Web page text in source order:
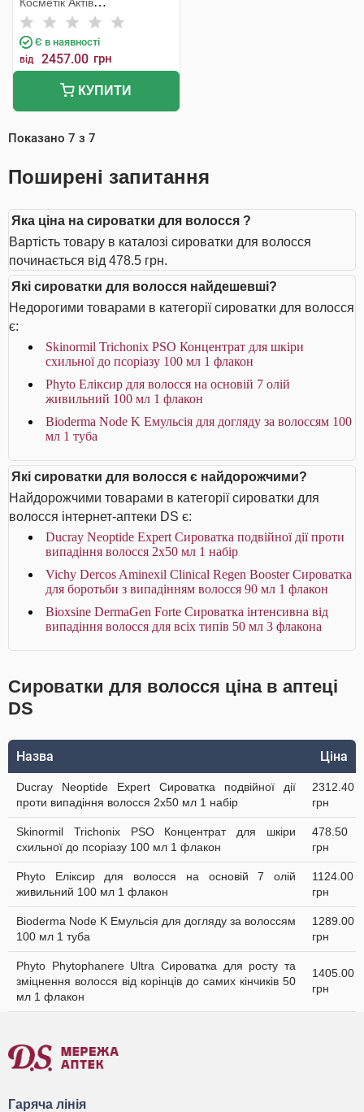
Інтернаціональ
Є в наявності
від 2457.00 грн
КУПИТИ
Показано 7 з 7
Поширені запитання
Яка ціна на сироватки для волосся ?
Вартість товару в каталозі сироватки для волосся
починається від 478.5 грн.
Які сироватки для волосся найдешевші?
Недорогими товарами в категорії сироватки для волосся
є:
Skinormil Trichonix РSО Концентрат для шкіри
схильної до псоріазу 100 мл 1 флакон
Phyto Еліксир для волосся на основій 7 олій
живильний 100 мл 1 флакон
Bioderma Node K Емульсія для догляду за волоссям 100
мл 1 туба
Які сироватки для волосся є найдорожчими?
Найдорожчими товарами в категорії сироватки для
волосся інтернет-аптеки DS є:
Ducray Neoptide Expert Сироватка подвійної дії проти
випадіння волосся 2x50 мл 1 набір
Vichy Dercos Aminexil Clinical Regen Booster Сироватка
для боротьби з випадінням волосся 90 мл 1 флакон
Bioxsine DermaGen Forte Сироватка інтенсивна від
випадіння волосся для всіх типів 50 мл 3 флакона
Сироватки для волосся ціна в аптеці
DS
Назва Ціна
Ducray Neoptide Expert Сироватка подвійної дії
проти випадіння волосся 2x50 мл 1 набір
2312.40
грн
Skinormil Trichonix РSО Концентрат для шкіри
схильної до псоріазу 100 мл 1 флакон
478.50
грн
Phyto Еліксир для волосся на основій 7 олій
живильний 100 мл 1 флакон
1124.00
грн
Bioderma Node K Емульсія для догляду за волоссям
100 мл 1 туба
1289.00
грн
Phyto Phytophanere Ultra Сироватка для росту та
зміцнення волосся від корінців до самих кінчиків 50
мл 1 флакон
1405.00
грн
Гаряча лінія